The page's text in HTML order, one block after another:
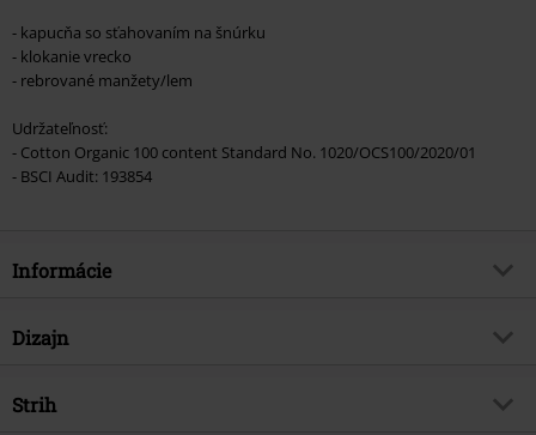
- kapucňa so sťahovaním na šnúrku
- klokanie vrecko
- rebrované manžety/lem
Udržateľnosť:
- Cotton Organic 100 content Standard No. 1020/OCS100/2020/01
- BSCI Audit: 193854
Informácie
Tovar č.
Brand
Dizajn
Typ výrobku
Strih